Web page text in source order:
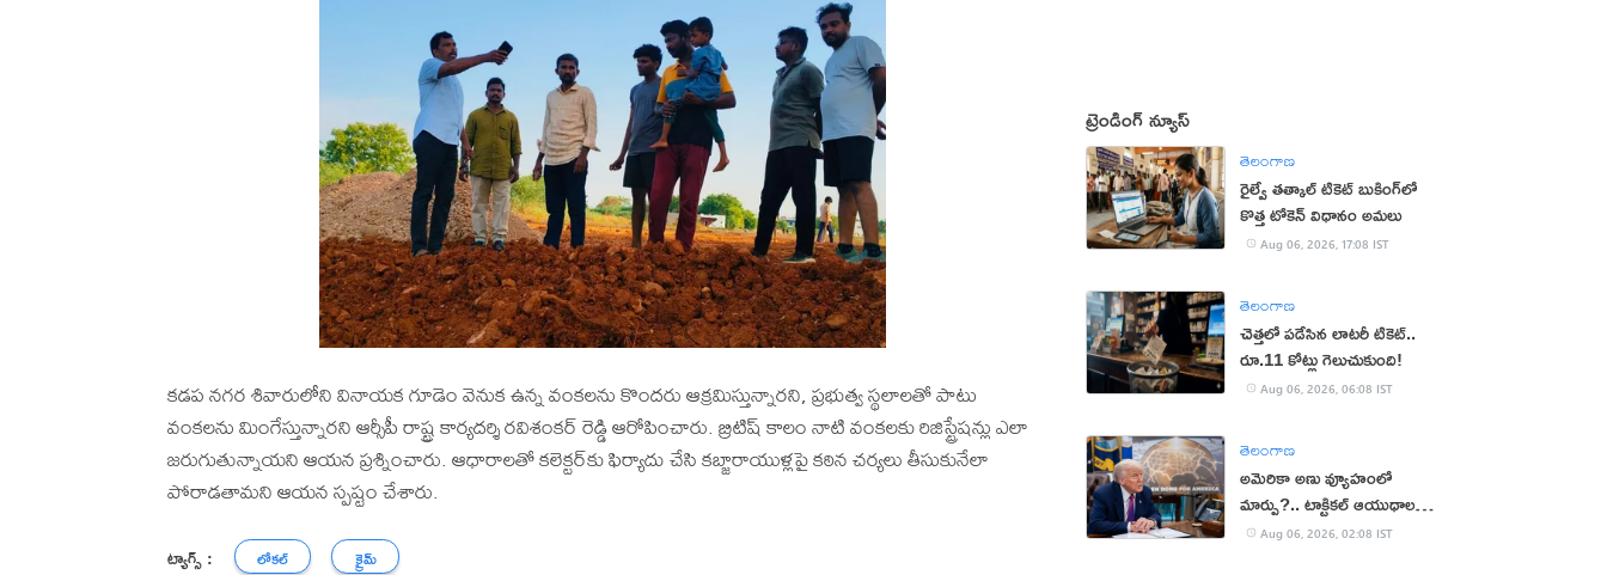
కడప నగర శివారులోని వినాయక గూడెం వెనుక ఉన్న వంకలను కొందరు ఆక్రమిస్తున్నారని, ప్రభుత్వ స్థలాలతో పాటు
వంకలను మింగేస్తున్నారని ఆర్సీపీ రాష్ట్ర కార్యదర్శి రవిశంకర్ రెడ్డి ఆరోపించారు. బ్రిటిష్ కాలం నాటి వంకలకు రిజిస్ట్రేషన్లు ఎలా
జరుగుతున్నాయని ఆయన ప్రశ్నించారు. ఆధారాలతో కలెక్టర్‌కు ఫిర్యాదు చేసి కబ్జారాయుళ్లపై కఠిన చర్యలు తీసుకునేలా
పోరాడతామని ఆయన స్పష్టం చేశారు.
ట్యాగ్స్ : లోకల్ క్రైమ్
ట్రెండింగ్ న్యూస్
తెలంగాణ
రైల్వే తత్కాల్ టికెట్ బుకింగ్‌లో
కొత్త టోకెన్ విధానం అమలు
Aug 06, 2026, 17:08 IST
తెలంగాణ
చెత్తలో పడేసిన లాటరీ టికెట్..
రూ.11 కోట్లు గెలుచుకుంది!
Aug 06, 2026, 06:08 IST
తెలంగాణ
అమెరికా అణు వ్యూహంలో
మార్పు?.. టాక్టికల్ ఆయుధాలకు
ప్రాధాన్యం!
Aug 06, 2026, 02:08 IST